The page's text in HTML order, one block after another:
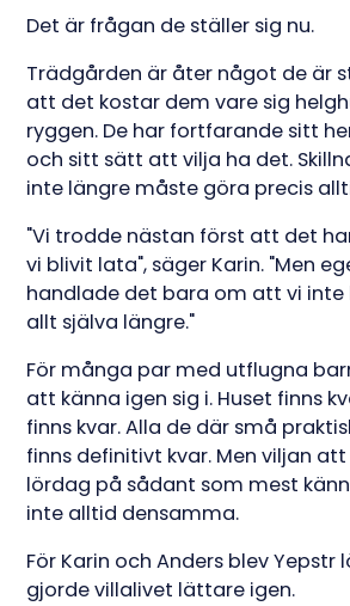
Det är frågan de ställer sig nu.
Trädgården är åter något de är
att det kostar dem vare sig
ryggen. De har fortfarande sitt
och sitt sätt att vilja ha det.
inte längre måste göra precis
"Vi trodde nästan först att det
vi blivit lata", säger Karin. "Men
handlade det bara om att vi inte
allt själva längre."
För många par med utflugna
att känna igen sig i. Huset finns
finns kvar. Alla de där små
finns definitivt kvar. Men viljan
lördag på sådant som mest
inte alltid densamma.
För Karin och Anders blev Yepstr
gjorde villalivet lättare igen.